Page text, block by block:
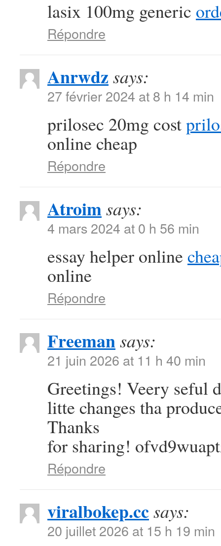
lasix 100mg generic
Répondre
Anrwdz says:
27 février 2024 at 8 h 14 min
prilosec 20mg cost
online cheap
Répondre
Atroimsays:
4 mars 2024 at 0 h 56 min
essay helper online
online
Répondre
Freemansays:
21 juin 2026 at 11 h 40 min
Greetings! Veery seful
litte changes tha
Thanks
for sharing!
Répondre
viralbokep.ccsays:
20 juillet 2026 at 15 h 19 min